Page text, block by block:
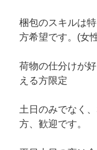
梱包のスキルは
方希望です。(女
荷物の仕分けが
える方限定
土日のみでなく
方、歓迎です。